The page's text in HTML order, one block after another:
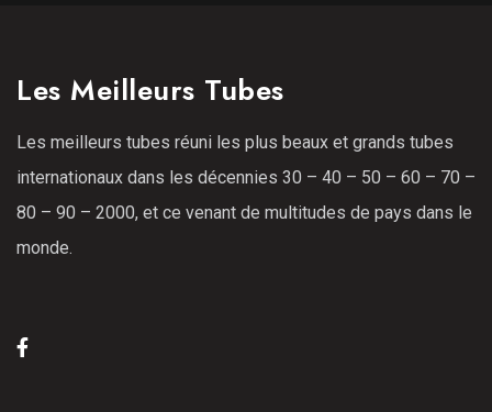
Les Meilleurs Tubes
Les meilleurs tubes réuni les plus beaux et grands tubes
internationaux dans les décennies 30 – 40 – 50 – 60 – 70 –
80 – 90 – 2000, et ce venant de multitudes de pays dans le
monde.